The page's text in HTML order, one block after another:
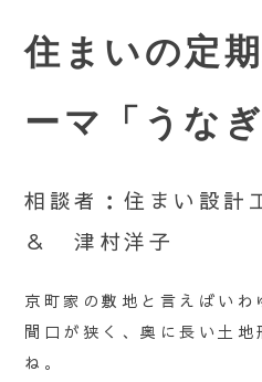
住まいの定
ーマ「うな
相談者：住まい設
＆ 津村洋子
京町家の敷地と言えばいわ
間口が狭く、奥に長い土
ね。